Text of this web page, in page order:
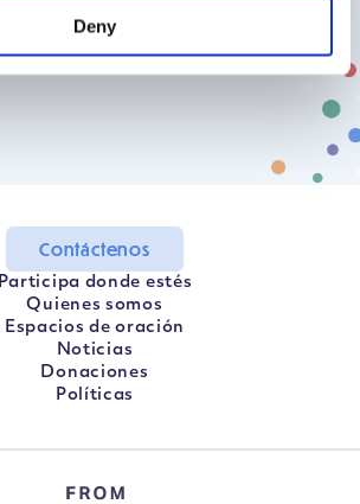
Deny
Participa donde estés
Quienes somos
Espacios de oración
Noticias
Donaciones
Políticas
Contáctenos